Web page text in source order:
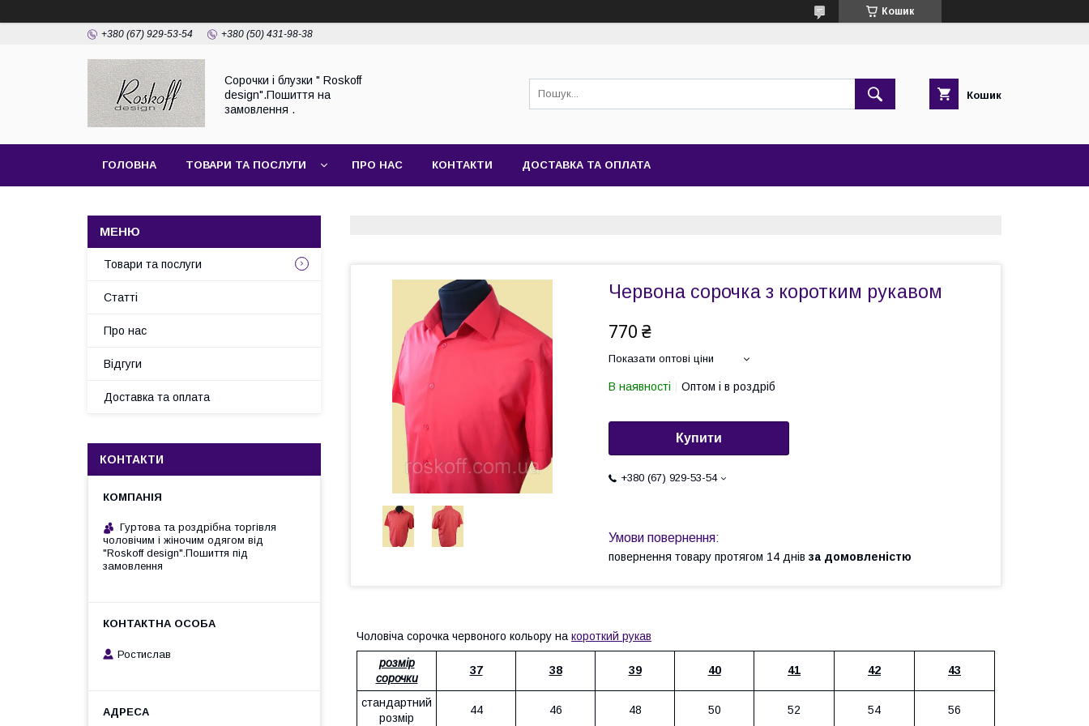
Кошик
+380 (67) 929-53-54 +380 (50) 431-98-38
Сорочки і блузки " Roskoff
design".Пошиття на
замовлення .
Кошик
ГОЛОВНА ТОВАРИ ТА ПОСЛУГИ ПРО НАС КОНТАКТИ ДОСТАВКА ТА ОПЛАТА
Червона сорочка з коротким рукавом
770 ₴
Показати оптові ціни
В наявності Оптом і в роздріб
Купити
+380 (67) 929-53-54
повернення товару протягом 14 днів за домовленістю
Чоловіча сорочка червоного кольору на короткий рукав
розмір
сорочки
37 38 39 40 41 42 43
стандартний
розмір
44 46 48 50 52 54 56
Товари та послуги
Статті
Про нас
Відгуги
Доставка та оплата
КОНТАКТИ
Гуртова та роздрібна торгівля
чоловічим і жіночим одягом від
"Roskoff design".Пошиття під
замовлення
Ростислав